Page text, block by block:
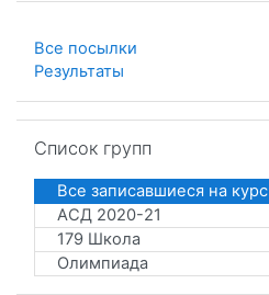
Все посылки
Результаты
Список групп
Все записавшиеся на курс
АСД 2020-21
179 Школа
Олимпиада